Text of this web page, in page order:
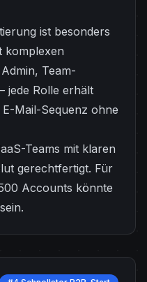
ist besonders
komplexen
Team-
jede Rolle erhält
Mail-Sequenz ohne
Teams mit klaren
gerechtfertigt. Für
Accounts könnte